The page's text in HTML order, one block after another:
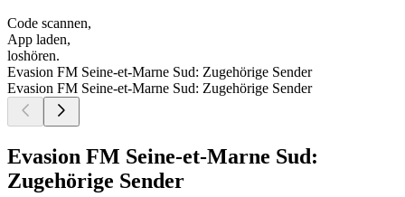
Code scannen,
App laden,
loshören.
Evasion FM Seine-et-Marne Sud: Zugehörige Sender
Evasion FM Seine-et-Marne Sud: Zugehörige Sender
Evasion FM Seine-et-Marne Sud:
Zugehörige Sender